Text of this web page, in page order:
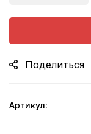
Поделиться
Артикул: